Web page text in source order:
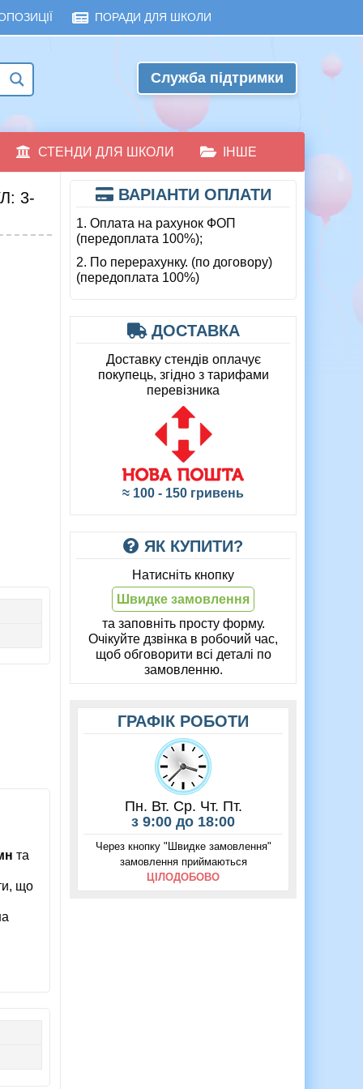
ПОРАДИ ДЛЯ ШКОЛИ
Служба підтримки
СТЕНДИ ДЛЯ ШКОЛИ ІНШЕ
3-
та
що
ВАРІАНТИ ОПЛАТИ
1. Оплата на рахунок ФОП
(передоплата 100%);
2. По перерахунку. (по договору)
(передоплата 100%)
ДОСТАВКА
Доставку стендів оплачує
покупець, згідно з тарифами
перевізника
≈ 100 - 150 гривень
ЯК КУПИТИ?
Натисніть кнопку
Швидке замовлення
та заповніть просту форму.
Очікуйте дзвінка в робочий час,
щоб обговорити всі деталі по
замовленню.
ГРАФІК РОБОТИ
Пн. Вт. Ср. Чт. Пт.
з 9:00 до 18:00
Через кнопку "Швидке замовлення"
замовлення приймаються
ЦІЛОДОБОВО